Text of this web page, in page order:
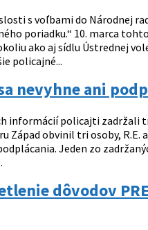
s voľbami do Národnej
poriadku.“ 10. marca
ako aj sídlu Ústrednej
policajné...
nevyhne ani
informácií policajti zadržali
obvinil tri osoby, R.E.
Jeden zo
dôvodov